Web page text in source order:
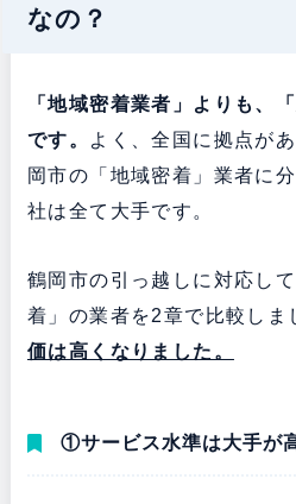
なの？
「地域密着業者」よりも、
です。
よく、全国に拠点が
岡市の「地域密着」業者に
社は全て大手です。
鶴岡市の引っ越しに対応し
着」の業者を2章で比較しま
価は高くなりました。
①サービス水準は大手が